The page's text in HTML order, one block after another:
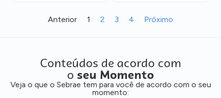
Anterior 1 2 3 4 Próximo
Conteúdos de acordo com
o seu Momento
Veja o que o Sebrae tem para você de acordo com o seu
momento: